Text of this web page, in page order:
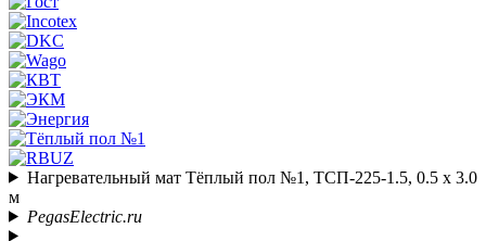
Нагревательный мат Тёплый пол №1, ТСП-225-1.5, 0.5 х 3.0
м
PegasElectric.ru